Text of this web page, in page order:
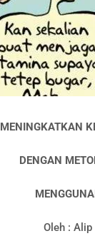
MENINGKATKAN
DENGAN
Oleh : Alip